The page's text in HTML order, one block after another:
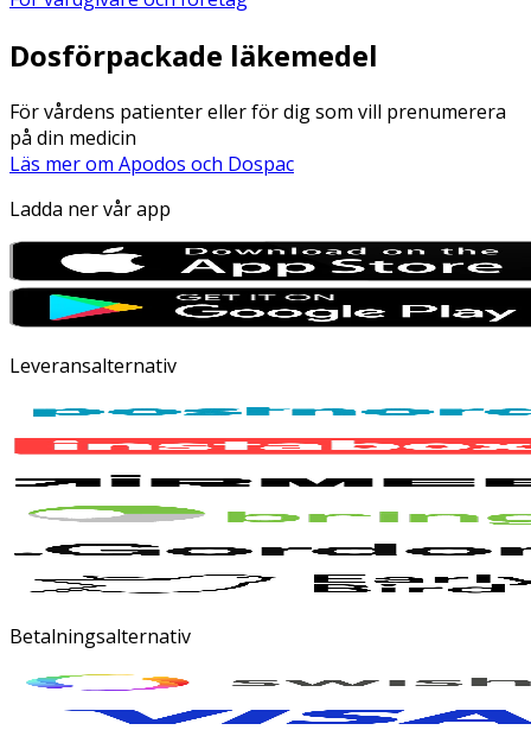
Dosförpackade läkemedel
För vårdens patienter eller för dig som vill prenumerera
på din medicin
Läs mer om Apodos och Dospac
Ladda ner vår app
Leveransalternativ
Betalningsalternativ